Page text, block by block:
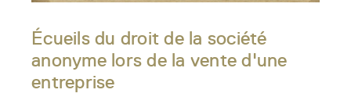
Écueils du droit de la société
anonyme lors de la vente d'une
entreprise